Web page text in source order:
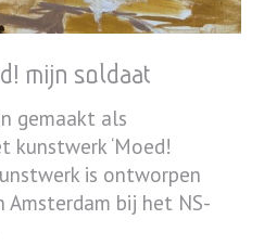
mijn soldaat
gemaakt als
kunstwerk ‘Moed!
is ontworpen
bij het NS-